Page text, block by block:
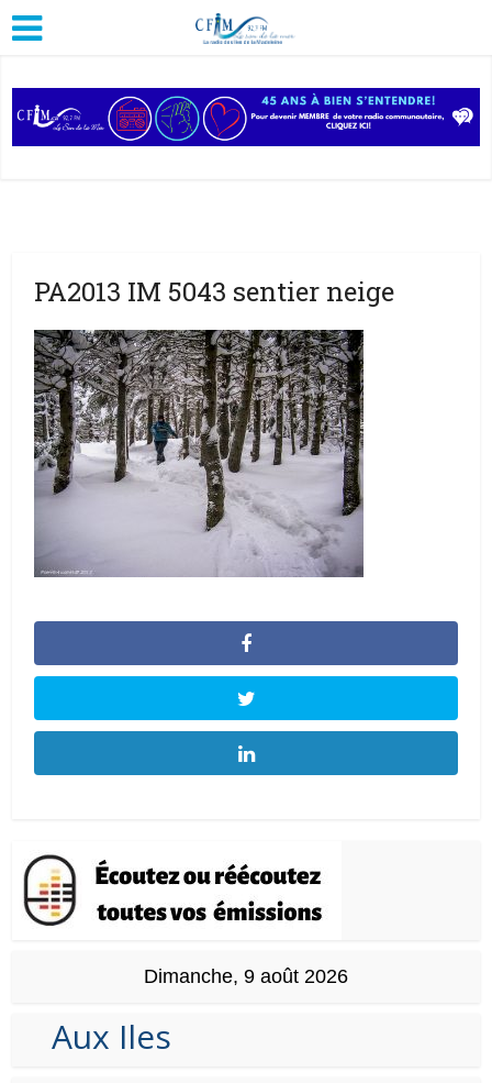
PA2013 IM 5043 sentier neige
Dimanche, 9 août 2026
Aux Iles